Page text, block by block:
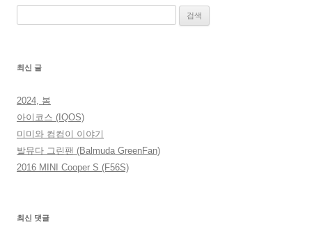
색:
최신 글
2024, 봄
아이코스 (IQOS)
미미와 컴컴이 이야기
발뮤다 그린팬 (Balmuda GreenFan)
2016 MINI Cooper S (F56S)
최신 댓글